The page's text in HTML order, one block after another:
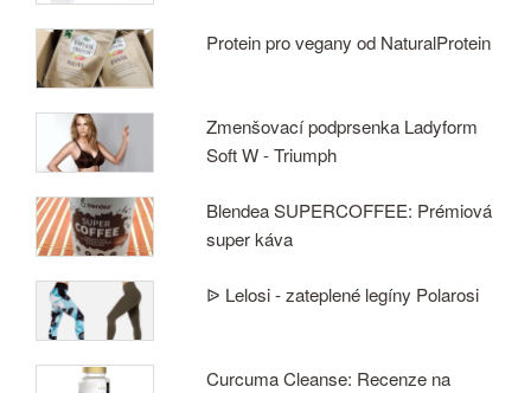
Protein pro vegany od NaturalProtein
Zmenšovací podprsenka Ladyform
Soft W - Triumph
Blendea SUPERCOFFEE: Prémiová
super káva
ᐉ Lelosi - zateplené legíny Polarosi
Curcuma Cleanse: Recenze na